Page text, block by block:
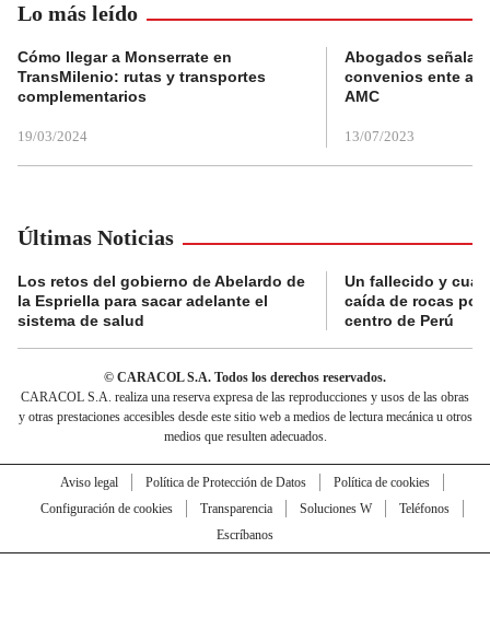
Lo más leído
Cómo llegar a Monserrate en
TransMilenio: rutas y transportes
complementarios
19/03/2024
Abogados
convenios ente
AMC
13/07/2023
Últimas Noticias
Los retos del gobierno de Abelardo de
la Espriella para sacar adelante el
sistema de salud
Un fallecido y
caída de rocas por
centro de Perú
© CARACOL S.A. Todos los derechos reservados.
CARACOL S.A. realiza una reserva expresa de las reproducciones y usos de las obras
y otras prestaciones accesibles desde este sitio web a medios de lectura mecánica u otros
medios que resulten adecuados.
Aviso legal Política de Protección de Datos
Política de cookies
Configuración de cookies
Transparencia Soluciones W
Teléfonos
Escríbanos